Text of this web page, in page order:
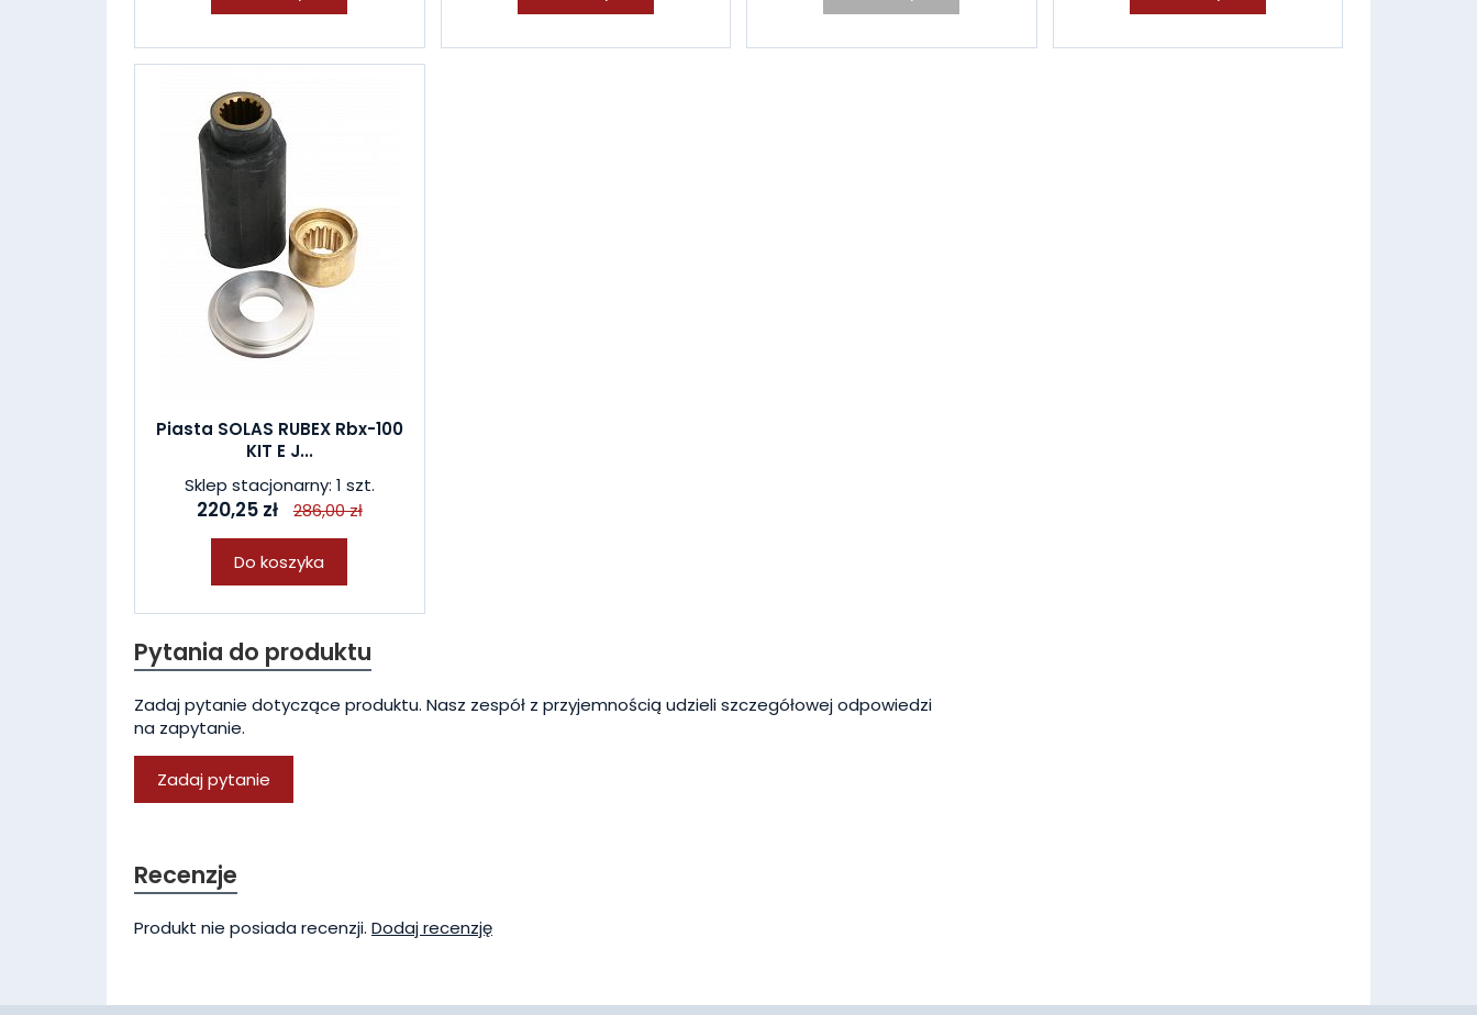
Piasta SOLAS RUBEX Rbx-100
KIT E J...
Sklep stacjonarny: 1 szt.
220,25 zł 286,00 zł
Do koszyka
Pytania do produktu
Zadaj pytanie dotyczące produktu. Nasz zespół z przyjemnością udzieli szczegółowej odpowiedzi
na zapytanie.
Zadaj pytanie
Recenzje
Produkt nie posiada recenzji. Dodaj recenzję